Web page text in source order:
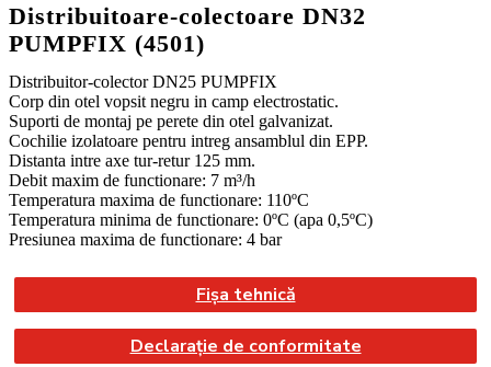
Distribuitoare-colectoare DN32
PUMPFIX (4501)
Distribuitor-colector DN25 PUMPFIX
Corp din otel vopsit negru in camp electrostatic.
Suporti de montaj pe perete din otel galvanizat.
Cochilie izolatoare pentru intreg ansamblul din EPP.
Distanta intre axe tur-retur 125 mm.
Debit maxim de functionare: 7 m³/h
Temperatura maxima de functionare: 110ºC
Temperatura minima de functionare: 0ºC (apa 0,5ºC)
Presiunea maxima de functionare: 4 bar
Fișa tehnică
Declarație de conformitate